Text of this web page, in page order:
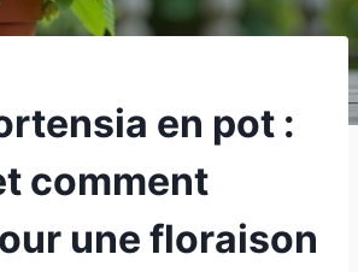
en pot :
comment
une floraison